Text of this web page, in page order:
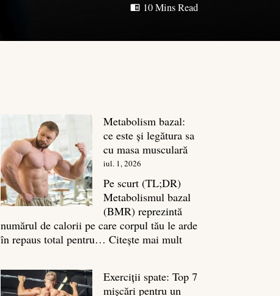
10 Mins Read
Metabolism bazal:
ce este și legătura sa
cu masa musculară
iul. 1, 2026
Pe scurt (TL;DR)
Metabolismul bazal
(BMR) reprezintă
numărul de calorii pe care corpul tău le arde
în repaus total pentru…Citește mai mult:
ce
Exerciții spate: Top 7
mișcări pentru un